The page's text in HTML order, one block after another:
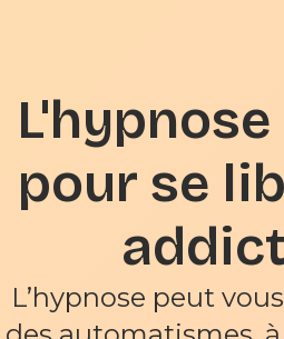
pour se
L’hypnose peut